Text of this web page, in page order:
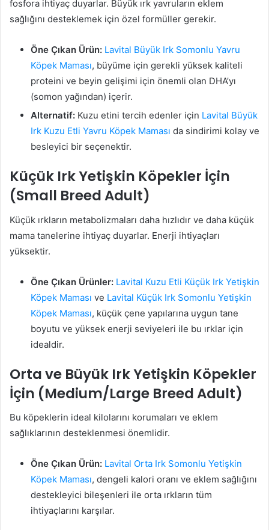
fosfora ihtiyaç duyarlar. Büyük ırk yavruların eklem
sağlığını desteklemek için özel formüller gerekir.
Öne Çıkan Ürün: Lavital Büyük Irk Somonlu Yavru
Köpek Maması, büyüme için gerekli yüksek kaliteli
proteini ve beyin gelişimi için önemli olan DHA’yı
(somon yağından) içerir.
Alternatif: Kuzu etini tercih edenler için Lavital Büyük
Irk Kuzu Etli Yavru Köpek Maması da sindirimi kolay ve
besleyici bir seçenektir.
Küçük Irk Yetişkin Köpekler İçin
(Small Breed Adult)
Küçük ırkların metabolizmaları daha hızlıdır ve daha küçük
mama tanelerine ihtiyaç duyarlar. Enerji ihtiyaçları
yüksektir.
Öne Çıkan Ürünler: Lavital Kuzu Etli Küçük Irk Yetişkin
Köpek Maması ve Lavital Küçük Irk Somonlu Yetişkin
Köpek Maması, küçük çene yapılarına uygun tane
boyutu ve yüksek enerji seviyeleri ile bu ırklar için
idealdir.
Orta ve Büyük Irk Yetişkin Köpekler
İçin (Medium/Large Breed Adult)
Bu köpeklerin ideal kilolarını korumaları ve eklem
sağlıklarının desteklenmesi önemlidir.
Öne Çıkan Ürün: Lavital Orta Irk Somonlu Yetişkin
Köpek Maması, dengeli kalori oranı ve eklem sağlığını
destekleyici bileşenleri ile orta ırkların tüm
ihtiyaçlarını karşılar.